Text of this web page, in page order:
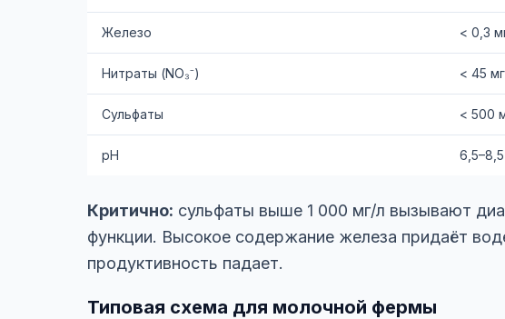
Железо < 0,3
Нитраты (NO₃⁻) < 45
Сульфаты < 500
pH 6,5–8,5
Критично: сульфаты выше 1 000 мг/л вызывают
функции. Высокое содержание железа придаёт
продуктивность падает.
Типовая схема для молочной фермы